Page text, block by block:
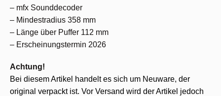
– mfx Sounddecoder
– Mindestradius 358 mm
– Länge über Puffer 112 mm
– Erscheinungstermin 2026
Achtung!
Bei diesem Artikel handelt es sich um Neuware, der
original verpackt ist. Vor Versand wird der Artikel jedoch